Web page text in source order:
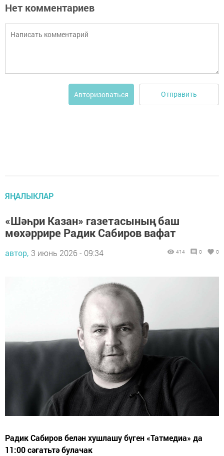
Нет комментариев
Авторизоваться Отправить
ЯҢАЛЫКЛАР
«Шәһри Казан» газетасының баш
мөхәррире Радик Сабиров вафат
автор, 3 июнь 2026 - 09:34 414 0 0
Радик Сабиров белән хушлашу бүген «Татмедиа» да
11:00 сәгатьтә булачак